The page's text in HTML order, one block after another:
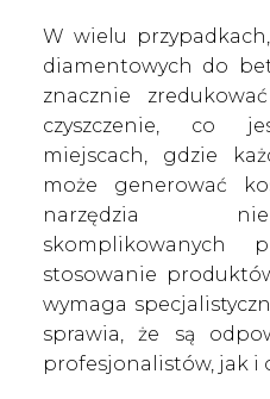
W wielu
diamentowych do
znacznie
czyszczenie, co
miejscach, gdzie
może generować
narzędzia
skomplikowanych
stosowanie
wymaga
sprawia, że są
profesjonalistów, jak i